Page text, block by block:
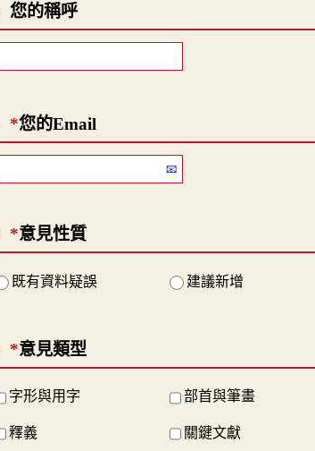
您的稱呼
*您的Email
*意見性質
既有資料疑誤 建議新增
*意見類型
字形與用字 部首與筆畫
釋義 關鍵文獻